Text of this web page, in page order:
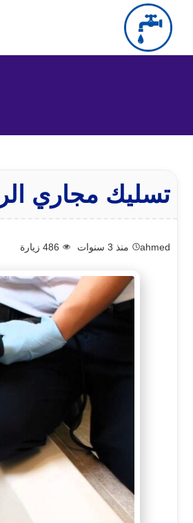
التجاوز
عن
تسليك مجاري الري – 66632260 – تسليك
ahmed منذ 3 سنوات 486 زيارة